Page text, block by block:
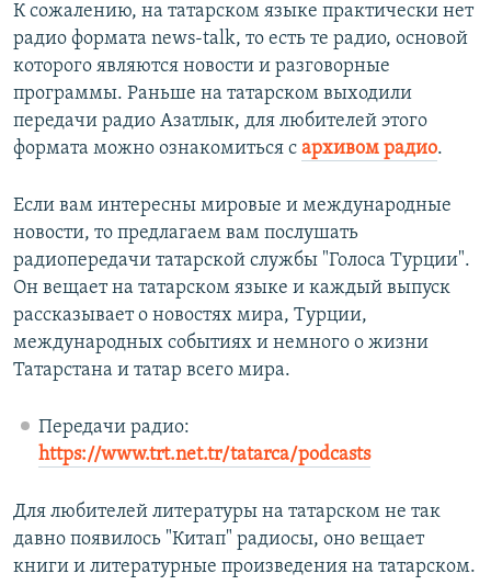
К сожалению, на татарском языке практически нет
радио формата news-talk, то есть те радио, основой
которого являются новости и разговорные
программы. Раньше на татарском выходили
передачи радио Азатлык, для любителей этого
формата можно ознакомиться с архивом радио.
Если вам интересны мировые и международные
новости, то предлагаем вам послушать
радиопередачи татарской службы "Голоса Турции".
Он вещает на татарском языке и каждый выпуск
рассказывает о новостях мира, Турции,
международных событиях и немного о жизни
Татарстана и татар всего мира.
Передачи радио:
https://www.trt.net.tr/tatarca/podcasts
Для любителей литературы на татарском не так
давно появилось "Китап" радиосы, оно вещает
книги и литературные произведения на татарском.